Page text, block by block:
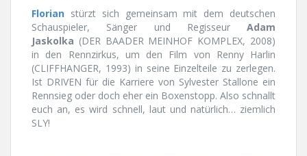
Florian stürzt sich gemeinsam mit dem deutschen
Schauspieler, Sänger und Regisseur Adam
Jaskolka (DER BAADER MEINHOF KOMPLEX, 2008)
in den Rennzirkus, um den Film von Renny Harlin
(CLIFFHANGER, 1993) in seine Einzelteile zu zerlegen.
Ist DRIVEN für die Karriere von Sylvester Stallone ein
Rennsieg oder doch eher ein Boxenstopp. Also schnallt
euch an, es wird schnell, laut und natürlich… ziemlich
SLY!